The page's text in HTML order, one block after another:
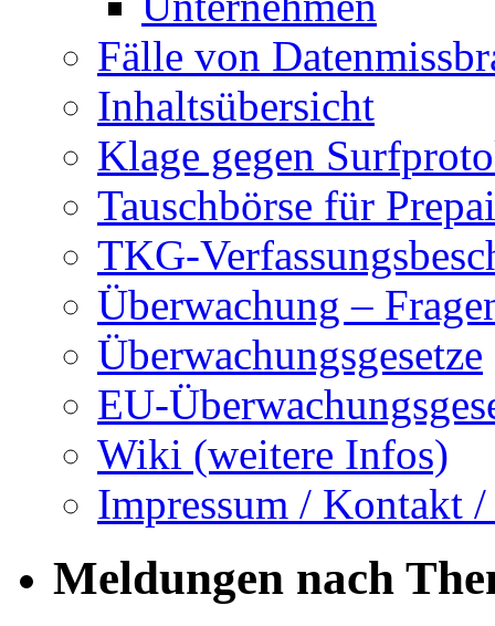
Fälle von
Inhaltsübersicht
Klage gegen
Tauschbörse für
TKG-
Überwachung –
Überwachungsgesetze
EU-
Wiki (weitere Infos)
Impressum / Kontakt
Meldungen nach